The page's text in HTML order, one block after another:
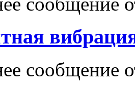
сообщение